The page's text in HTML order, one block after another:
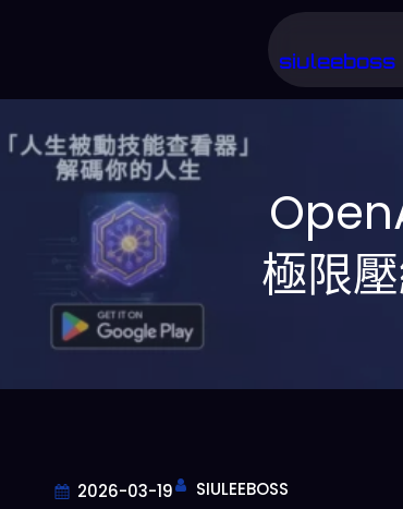
主
要
siuleeboss
極限
2026-03-19 SIULEEBOSS